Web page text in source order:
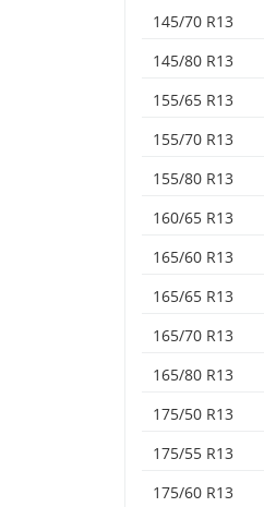
145/70 R13
145/80 R13
155/65 R13
155/70 R13
155/80 R13
160/65 R13
165/60 R13
165/65 R13
165/70 R13
165/80 R13
175/50 R13
175/55 R13
175/60 R13